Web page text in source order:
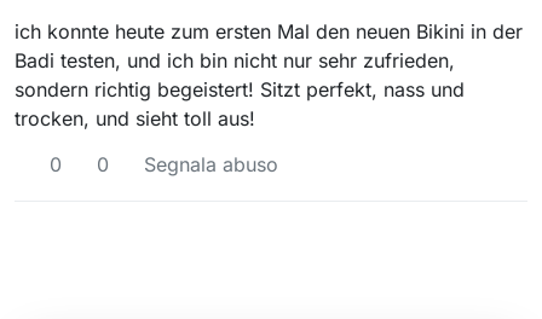
ich konnte heute zum ersten Mal den neuen Bikini in der
Badi testen, und ich bin nicht nur sehr zufrieden,
sondern richtig begeistert! Sitzt perfekt, nass und
trocken, und sieht toll aus!
0
0 Segnala abuso